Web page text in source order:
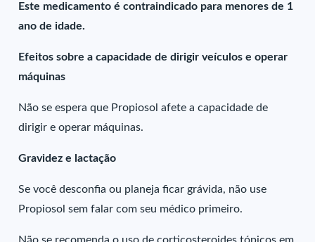
Este medicamento é contraindicado para menores de 1
ano de idade.
Efeitos sobre a capacidade de dirigir veículos e operar
máquinas
Não se espera que Propiosol afete a capacidade de
dirigir e operar máquinas.
Gravidez e lactação
Se você desconfia ou planeja ficar grávida, não use
Propiosol sem falar com seu médico primeiro.